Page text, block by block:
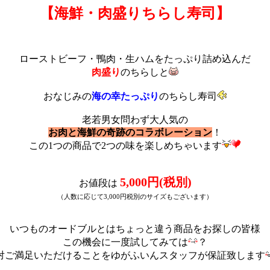
【海鮮・肉盛りちらし寿司】
ローストビーフ・鴨肉・生ハムをたっぷり詰め込んだ
肉盛りのちらしと
おなじみの海の幸たっぷりのちらし寿司
老若男女問わず大人気の
お肉と海鮮の奇跡のコラボレーション ！
この1つの商品で2つの味を楽しめちゃいます
お値段は 5,000円(税別)
（人数に応じて3,000円税別のサイズもございます）
いつものオードブルとはちょっと違う商品をお探しの皆様
この機会に一度試してみては
？
ご満足いただけることをゆがふいんスタッフが保証致します